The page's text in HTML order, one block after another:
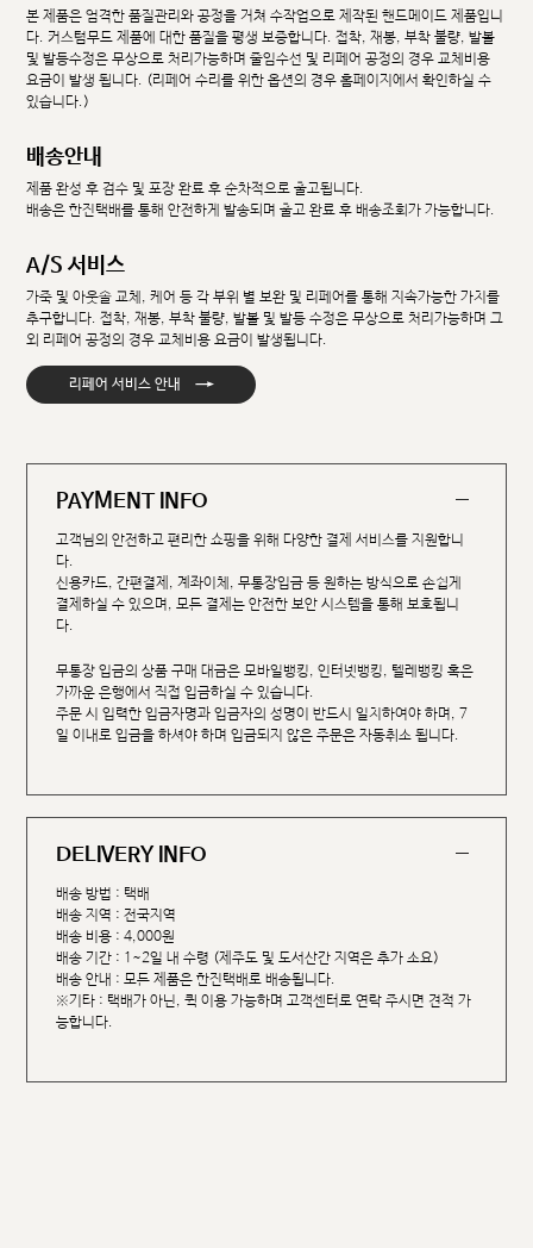
본 제품은 엄격한 품질관리와 공정을 거쳐 수작업으로 제작된 핸드메이드 제품입니
다. 커스텀무드 제품에 대한 품질을 평생 보증합니다. 접착, 재봉, 부착 불량, 발볼
및 발등수정은 무상으로 처리가능하며 줄임수선 및 리페어 공정의 경우 교체비용
요금이 발생 됩니다. (리페어 수리를 위한 옵션의 경우 홈페이지에서 확인하실 수
있습니다.)
배송안내
제품 완성 후 검수 및 포장 완료 후 순차적으로 출고됩니다.
배송은 한진택배를 통해 안전하게 발송되며 출고 완료 후 배송조회가 가능합니다.
A/S 서비스
가죽 및 아웃솔 교체, 케어 등 각 부위 별 보완 및 리페어를 통해 지속가능한 가치를
추구합니다. 접착, 재봉, 부착 불량, 발볼 및 발등 수정은 무상으로 처리가능하며 그
외 리페어 공정의 경우 교체비용 요금이 발생됩니다.
리페어 서비스 안내 →
PAYMENT INFO
고객님의 안전하고 편리한 쇼핑을 위해 다양한 결제 서비스를 지원합니
다.
신용카드, 간편결제, 계좌이체, 무통장입금 등 원하는 방식으로 손쉽게
결제하실 수 있으며, 모든 결제는 안전한 보안 시스템을 통해 보호됩니
다.
무통장 입금의 상품 구매 대금은 모바일뱅킹, 인터넷뱅킹, 텔레뱅킹 혹은
가까운 은행에서 직접 입금하실 수 있습니다.
주문 시 입력한 입금자명과 입금자의 성명이 반드시 일치하여야 하며, 7
일 이내로 입금을 하셔야 하며 입금되지 않은 주문은 자동취소 됩니다.
DELIVERY INFO
배송 방법 : 택배
배송 지역 : 전국지역
배송 비용 : 4,000원
배송 기간 : 1~2일 내 수령 (제주도 및 도서산간 지역은 추가 소요)
배송 안내 : 모든 제품은 한진택배로 배송됩니다.
※기타 : 택배가 아닌, 퀵 이용 가능하며 고객센터로 연락 주시면 견적 가
능합니다.